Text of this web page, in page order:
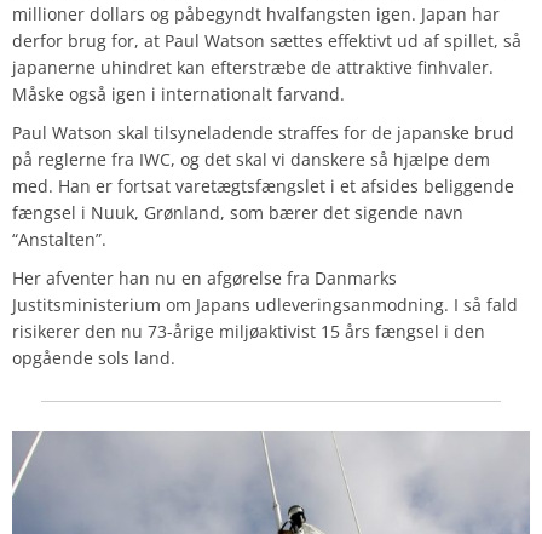
millioner dollars og påbegyndt hvalfangsten igen. Japan har
derfor brug for, at Paul Watson sættes effektivt ud af spillet, så
japanerne uhindret kan efterstræbe de attraktive finhvaler.
Måske også igen i internationalt farvand.
Paul Watson skal tilsyneladende straffes for de japanske brud
på reglerne fra IWC, og det skal vi danskere så hjælpe dem
med. Han er fortsat varetægtsfængslet i et afsides beliggende
fængsel i Nuuk, Grønland, som bærer det sigende navn
“Anstalten”.
Her afventer han nu en afgørelse fra Danmarks
Justitsministerium om Japans udleveringsanmodning. I så fald
risikerer den nu 73-årige miljøaktivist 15 års fængsel i den
opgående sols land.